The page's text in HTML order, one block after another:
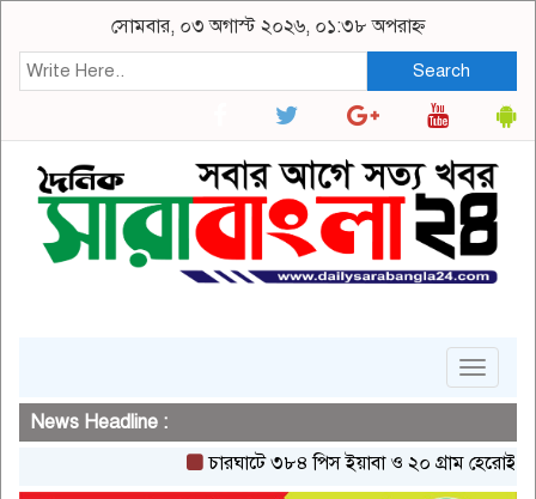
সোমবার, ০৩ অগাস্ট ২০২৬, ০১:৩৮ অপরাহ্ন
Search
Toggle
News Headline :
চারঘাটে ৩৮৪ পিস ইয়াবা ও ২০ গ্রাম হেরোইনসহ